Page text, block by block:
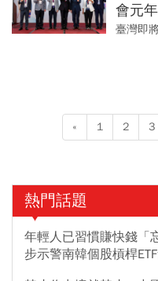
會元
「退
臺灣即
« 1 2 3
熱門話題
年輕人已習慣賺快錢「
步示警南韓個股槓桿